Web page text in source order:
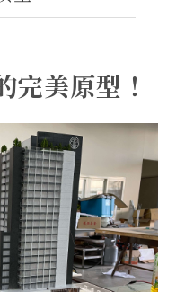
完美原型！